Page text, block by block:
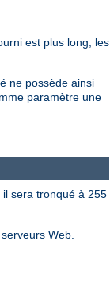
est plus long, les
ne possède ainsi
paramètre une
sera tronqué à 255
Web.